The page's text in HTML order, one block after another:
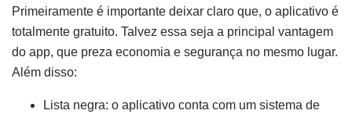
Primeiramente é importante deixar claro que, o aplicativo é
totalmente gratuito. Talvez essa seja a principal vantagem
do app, que preza economia e segurança no mesmo lugar.
Além disso:
Lista negra: o aplicativo conta com um sistema de